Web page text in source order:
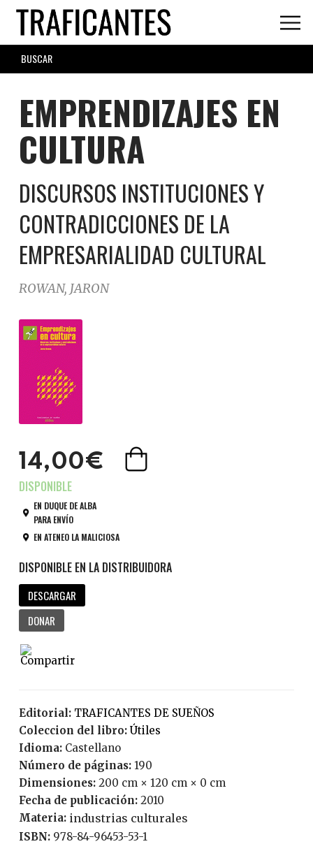
Skip
main
content
SEARCH
FORM
EMPRENDIZAJES EN
CULTURA
DISCURSOS INSTITUCIONES Y
CONTRADICCIONES DE LA
EMPRESARIALIDAD CULTURAL
ROWAN, JARON
14,00€
EN DUQUE DE ALBA
PARA ENVÍO
EN ATENEO LA MALICIOSA
DESCARGAR
DONAR
Editorial:
TRAFICANTES DE SUEÑOS
Coleccion del libro:
Útiles
Idioma:
Castellano
Número de páginas: 190
Dimensiones: 200 cm × 120 cm × 0 cm
Fecha de publicación:
2010
Materia: industrias culturales
ISBN: 978-84-96453-53-1